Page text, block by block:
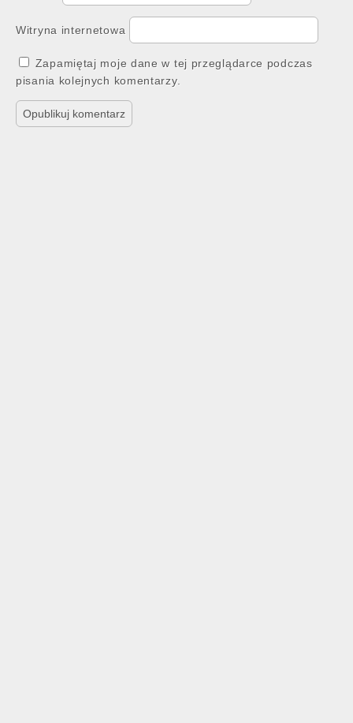
Witryna internetowa
Zapamiętaj moje dane w tej przeglądarce podczas
pisania kolejnych komentarzy.